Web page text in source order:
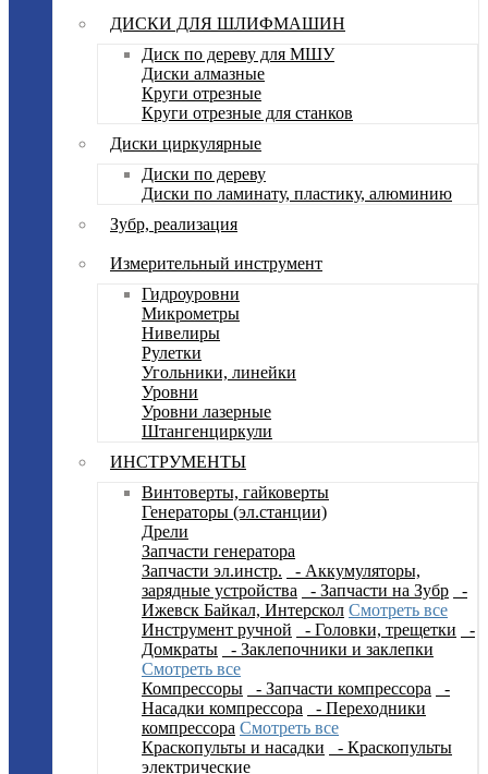
ДИСКИ ДЛЯ ШЛИФМАШИН
Диск по дереву для МШУ
Диски алмазные
Круги отрезные
Круги отрезные для станков
Диски циркулярные
Диски по дереву
Диски по ламинату, пластику, алюминию
Зубр, реализация
Измерительный инструмент
Гидроуровни
Микрометры
Нивелиры
Рулетки
Угольники, линейки
Уровни
Уровни лазерные
Штангенциркули
ИНСТРУМЕНТЫ
Винтоверты, гайковерты
Генераторы (эл.станции)
Дрели
Запчасти генератора
Запчасти эл.инстр.
- Аккумуляторы,
зарядные устройства
- Запчасти на Зубр
-
Ижевск Байкал, Интерскол Смотреть все
Инструмент ручной
- Головки, трещетки
-
Домкраты
- Заклепочники и заклепки
Смотреть все
Компрессоры
- Запчасти компрессора
-
Насадки компрессора
- Переходники
компрессора Смотреть все
Краскопульты и насадки
- Краскопульты
электрические